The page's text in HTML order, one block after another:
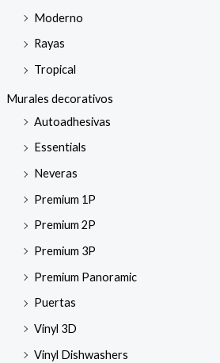
Moderno
Rayas
Tropical
Murales decorativos
Autoadhesivas
Essentials
Neveras
Premium 1P
Premium 2P
Premium 3P
Premium Panoramic
Puertas
Vinyl 3D
Vinyl Dishwashers